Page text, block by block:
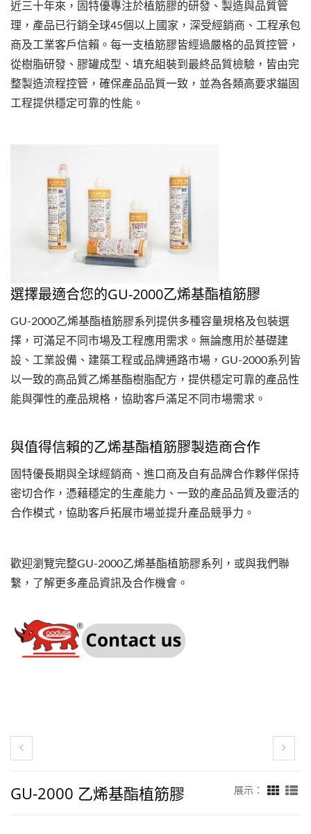
近三十年來，固特優專注於植筋膠的研發、製造與品質管
理，產品已行銷全球45個以上國家，深受經銷商、工程承包
商及工業客戶信賴。每一支植筋膠皆經過嚴格的品質控管，
從樹脂研發、膠罐成型、填充組裝到最終品質檢驗，皆由完
整製造流程控管，確保產品品質一致，並為各類高要求錨固
工程提供穩定可靠的性能。
選擇最適合您的GU-2000乙烯基酯植筋膠
GU-2000乙烯基酯植筋膠系列提供多種容量規格及包裝選
擇，可滿足不同市場及工程應用需求。無論應用於基礎建
設、工業設備、建築工程或品牌通路市場，GU-2000系列皆
以一致的高品質乙烯基酯樹脂配方，提供穩定可靠的產品性
能與彈性的產品規格，協助客戶滿足不同市場需求。
與值得信賴的乙烯基酯植筋膠製造商合作
固特優長期與全球經銷商、進口商及自有品牌合作夥伴保持
密切合作，憑藉穩定的生產能力、一致的產品品質及靈活的
合作模式，協助客戶拓展市場並提升產品競爭力。
歡迎瀏覽完整GU-2000乙烯基酯植筋膠系列，或與我們聯
繫，了解更多產品資訊及合作機會。
GU-2000 乙烯基酯植筋膠 展示：